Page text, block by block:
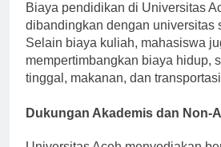
Biaya pendidikan di Universitas
dibandingkan dengan universitas
Selain biaya kuliah, mahasiswa
mempertimbangkan biaya hidup,
tinggal, makanan, dan
Dukungan Akademis dan Non-